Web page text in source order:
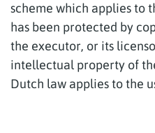
scheme which applies to
has been protected by
the executor, or its
intellectual property of
Dutch law applies to the